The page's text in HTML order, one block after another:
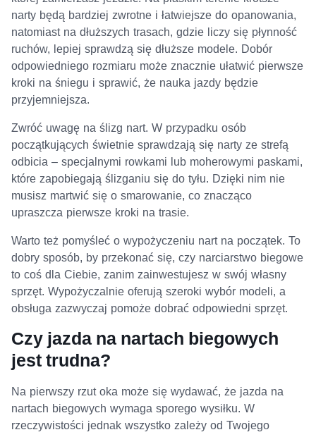
narty będą bardziej zwrotne i łatwiejsze do opanowania,
natomiast na dłuższych trasach, gdzie liczy się płynność
ruchów, lepiej sprawdzą się dłuższe modele. Dobór
odpowiedniego rozmiaru może znacznie ułatwić pierwsze
kroki na śniegu i sprawić, że nauka jazdy będzie
przyjemniejsza.
Zwróć uwagę na ślizg nart. W przypadku osób
początkujących świetnie sprawdzają się narty ze strefą
odbicia – specjalnymi rowkami lub moherowymi paskami,
które zapobiegają ślizganiu się do tyłu. Dzięki nim nie
musisz martwić się o smarowanie, co znacząco
upraszcza pierwsze kroki na trasie.
Warto też pomyśleć o wypożyczeniu nart na początek. To
dobry sposób, by przekonać się, czy narciarstwo biegowe
to coś dla Ciebie, zanim zainwestujesz w swój własny
sprzęt. Wypożyczalnie oferują szeroki wybór modeli, a
obsługa zazwyczaj pomoże dobrać odpowiedni sprzęt.
Czy jazda na nartach biegowych
jest trudna?
Na pierwszy rzut oka może się wydawać, że jazda na
nartach biegowych wymaga sporego wysiłku. W
rzeczywistości jednak wszystko zależy od Twojego